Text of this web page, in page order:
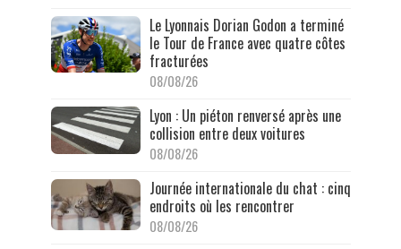
Le Lyonnais Dorian Godon a terminé
le Tour de France avec quatre côtes
fracturées
08/08/26
Lyon : Un piéton renversé après une
collision entre deux voitures
08/08/26
Journée internationale du chat : cinq
endroits où les rencontrer
08/08/26